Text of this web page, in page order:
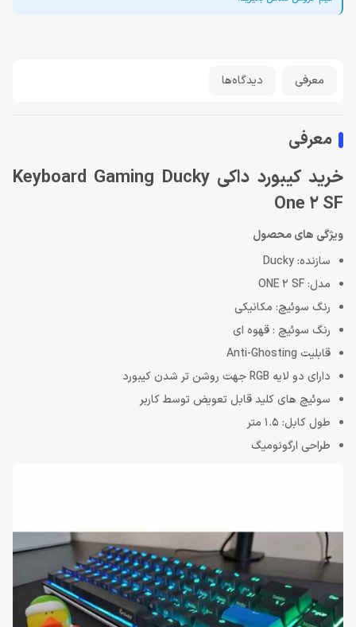
معرفی دیدگاه‌ها
معرفی
خرید کیبورد داکی Keyboard Gaming Ducky
One 2 SF
ویژگی های محصول
سازنده: Ducky
مدل: ONE 2 SF
رنگ سوئیچ: مکانیکی
رنگ سوئیچ : قهوه ای
قابلیت Anti-Ghosting
دارای دو لایه RGB جهت روشن تر شدن کیبورد
سوئیچ های کلید قابل تعویض توسط کاربر
طول کابل: 1.5 متر
طراحی ارگونومیگ